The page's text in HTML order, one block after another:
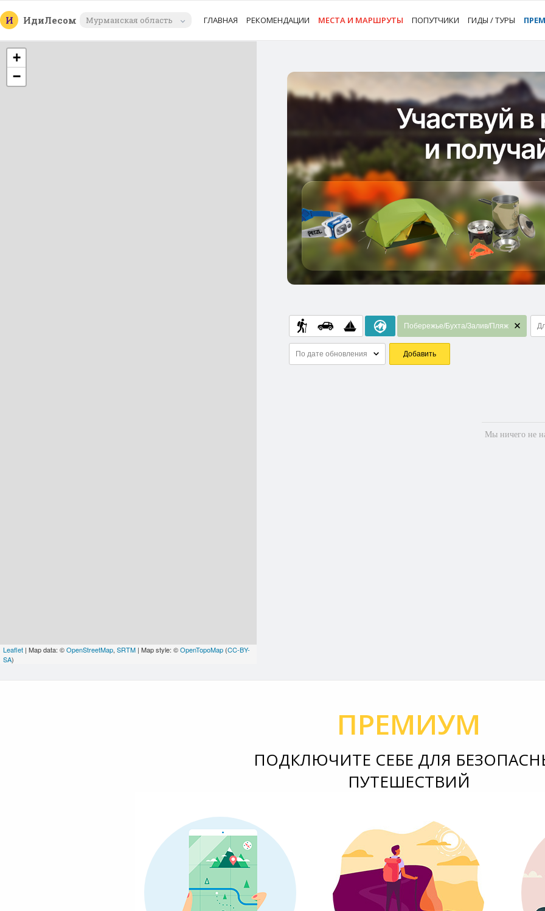
И ИдиЛесом Мурманская область ГЛАВНАЯ РЕКОМЕНДАЦИИ МЕСТА И МАРШРУТЫ ПОПУТЧИКИ ГИДЫ / ТУРЫ
+
−
Leaflet | Map data: ©OpenStreetMap, SRTM | Map style: ©OpenTopoMap (CC-BY-
SA)
Побережье/Бухта/Залив/Пляж
По дате обновления Добавить
Мы ничего не
ПРЕМИУМ
ПОДКЛЮЧИТЕ СЕБЕ ДЛЯ
ПУТЕШЕСТВИЙ